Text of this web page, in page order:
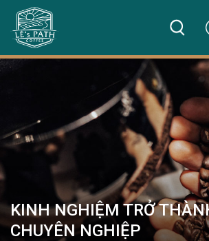
KINH NGHIỆM TRỞ
CHUYÊN NGHIỆP